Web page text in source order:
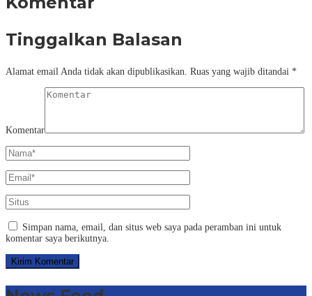
Tinggalkan Balasan
Alamat email Anda tidak akan dipublikasikan. Ruas yang wajib ditandai *
Komentar
Simpan nama, email, dan situs web saya pada peramban ini untuk
komentar saya berikutnya.